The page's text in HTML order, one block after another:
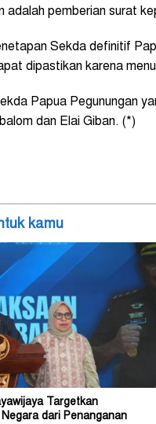
adalah pemberian surat
Sekda definitif
dipastikan karena
Papua Pegunungan
dan Elai Giban. (*)
kamu
Targetkan
dari Penanganan